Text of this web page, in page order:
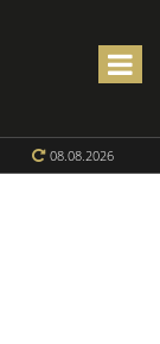
08.08.2026